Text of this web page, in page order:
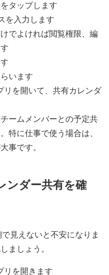
タップします
を入力します
でよければ閲覧権限、編
います
リを開いて、共有カレンダ
ームメンバーとの予定共
特に仕事で使う場合は、
事です。
ンダー共有を確
見えないと不安になりま
ましょう。
リを開きます